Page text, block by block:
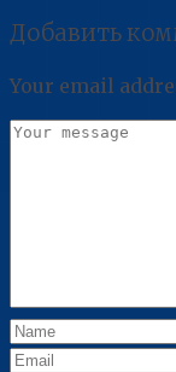
Добавить
Your email